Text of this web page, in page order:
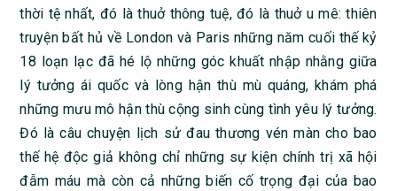
thời tệ nhất, đó là thuở thông tuệ, đó là thuở u mê: thiên
truyện bất hủ về London và Paris những năm cuối thế kỷ
18 loạn lạc đã hé lộ những góc khuất nhập nhằng giữa
lý tưởng ái quốc và lòng hận thù mù quáng, khám phá
những mưu mô hận thù cộng sinh cùng tình yêu lý tưởng.
Đó là câu chuyện lịch sử đau thương vén màn cho bao
thế hệ độc giả không chỉ những sự kiện chính trị xã hội
đẫm máu mà còn cả những biến cố trọng đại của bao